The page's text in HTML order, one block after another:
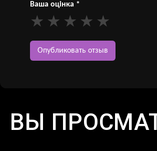
Ваша оцінка *
ВЫ